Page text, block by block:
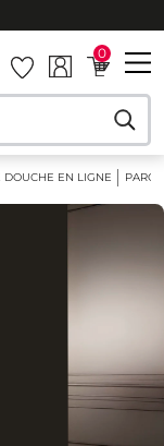
0
DOUCHE EN LIGNE